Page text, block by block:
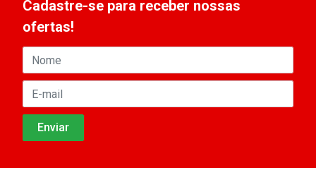
Cadastre-se para receber nossas
ofertas!